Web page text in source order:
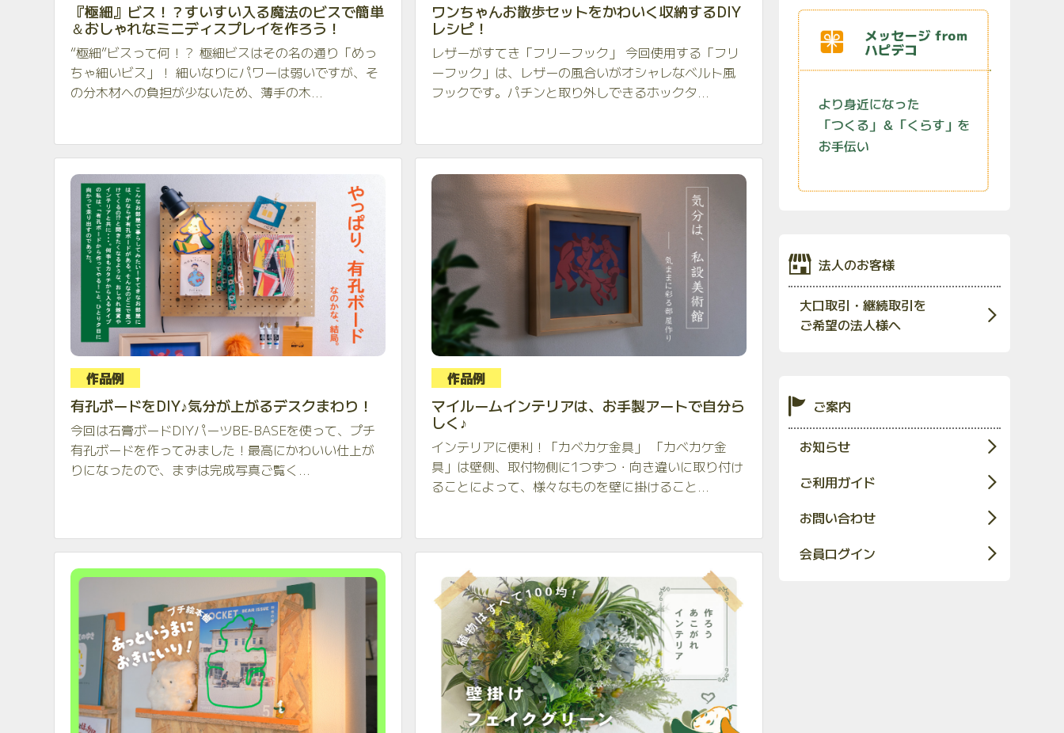
『極細』ビス！？すいすい入る魔法のビスで簡単
＆おしゃれなミニディスプレイを作ろう！
“極細”ビスって何！？ 極細ビスはその名の通り「めっ
ちゃ細いビス」！ 細いなりにパワーは弱いですが、そ
の分木材への負担が少ないため、薄手の木...
ワンちゃんお散歩セットをかわいく収納するDIY
レシピ！
レザーがすてき「フリーフック」 今回使用する「フリ
ーフック」は、レザーの風合いがオシャレなベルト風
フックです。パチンと取り外しできるホックタ...
作品例
有孔ボードをDIY♪気分が上がるデスクまわり！
今回は石膏ボードDIYパーツBE-BASEを使って、プチ
有孔ボードを作ってみました！最高にかわいい仕上が
りになったので、まずは完成写真ご覧く...
作品例
マイルームインテリアは、お手製アートで自分ら
しく♪
インテリアに便利！「カベカケ金具」 「カベカケ金
具」は壁側、取付物側に1つずつ・向き違いに取り付け
ることによって、様々なものを壁に掛けること...
法人のお客様
大口取引・継続取引を
ご希望の法人様へ
ご案内
お知らせ
ご利用ガイド
お問い合わせ
会員ログイン